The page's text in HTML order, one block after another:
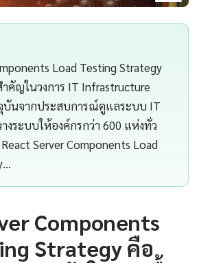
Load Testing Strategy
คัญในวงการ IT Infrastructure
บันจากประสบการณ์ดูแลระบบ IT
งระบบให้องค์กรกว่า 600 แห่งทั่ว
Server Components Load
Components
Strategy คือ